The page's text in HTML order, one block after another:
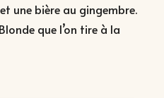
une bière au gingembre.
que l’on tire à la